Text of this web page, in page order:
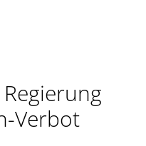
Verbot